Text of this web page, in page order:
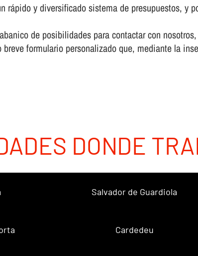
rápido y diversificado sistema de presupuestos, y
de posibilidades para contactar con
breve formulario personalizado que, mediante la
DONDE
Salvador de Guardiola
Cardedeu